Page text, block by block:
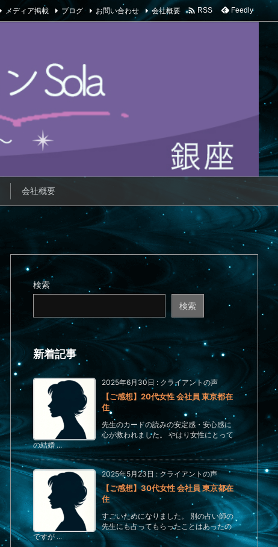
会社概要
メディア掲載 ブログ お問い合わせ 会社概要  RSS Feedly
検索
検索
新着記事
2025年6月30日 : クライアントの声
【ご感想】20代女性 会社員 東京都在
住
先生のカードの読みの安定感・安心感に
心が救われました。 やはり女性にとって
の結婚 ...
2025年5月23日 : クライアントの声
【ご感想】30代女性 会社員 東京都在
住
すごいためになりました。 別の占い師の
先生にも占ってもらったことはあったの
ですが ...